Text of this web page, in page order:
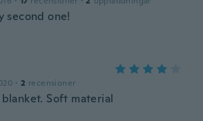
second one!
· 2 recensioner
Soft material